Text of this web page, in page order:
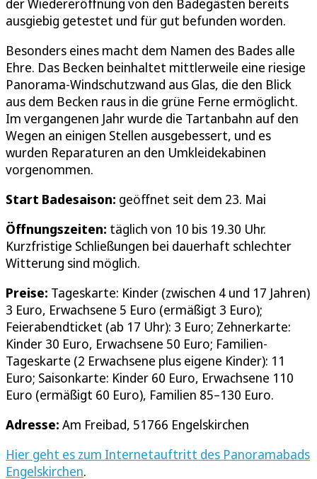
ausgiebig getestet und für gut befunden worden.
Besonders eines macht dem Namen des Bades alle
Ehre. Das Becken beinhaltet mittlerweile eine riesige
Panorama-Windschutzwand aus Glas, die den Blick
aus dem Becken raus in die grüne Ferne ermöglicht.
Im vergangenen Jahr wurde die Tartanbahn auf den
Wegen an einigen Stellen ausgebessert, und es
wurden Reparaturen an den Umkleidekabinen
vorgenommen.
Start Badesaison: geöffnet seit dem 23. Mai
Öffnungszeiten: täglich von 10 bis 19.30 Uhr.
Kurzfristige Schließungen bei dauerhaft schlechter
Witterung sind möglich.
Preise: Tageskarte: Kinder (zwischen 4 und 17 Jahren)
3 Euro, Erwachsene 5 Euro (ermäßigt 3 Euro);
Feierabendticket (ab 17 Uhr): 3 Euro; Zehnerkarte:
Kinder 30 Euro, Erwachsene 50 Euro; Familien-
Tageskarte (2 Erwachsene plus eigene Kinder): 11
Euro; Saisonkarte: Kinder 60 Euro, Erwachsene 110
Euro (ermäßigt 60 Euro), Familien 85–130 Euro.
Adresse: Am Freibad, 51766 Engelskirchen
Hier geht es zum Internetauftritt des Panoramabads
Engelskirchen.